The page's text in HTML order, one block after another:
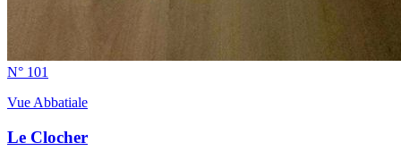
N° 101
Vue Abbatiale
Le Clocher